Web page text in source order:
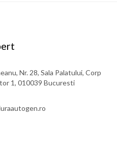
Nr. 28, Sala Palatului, Corp
1, 010039 Bucuresti